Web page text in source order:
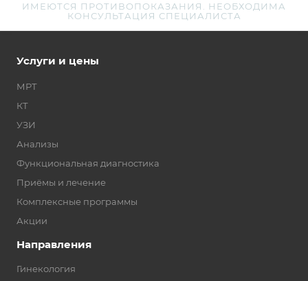
ИМЕЮТСЯ ПРОТИВОПОКАЗАНИЯ. НЕОБХОДИМА
КОНСУЛЬТАЦИЯ СПЕЦИАЛИСТА
Услуги и цены
МРТ
КТ
УЗИ
Анализы
Функциональная диагностика
Приёмы и лечение
Комплексные программы
Акции
Направления
Гинекология